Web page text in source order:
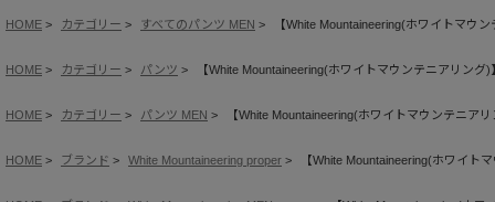
HOME カテゴリー すべてのパンツ MEN 【White Mountaineering(ホワイトマウ
HOME カテゴリー パンツ 【White Mountaineering(ホワイトマウンテニアリング)
HOME カテゴリー パンツ MEN 【White Mountaineering(ホワイトマウンテニア
HOME ブランド White Mountaineering proper 【White Mountaineering(ホワイト